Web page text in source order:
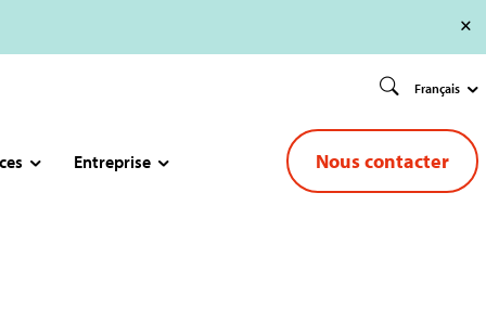
Français
Entreprise Nous contacter